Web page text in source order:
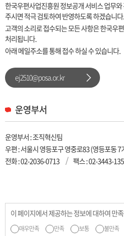
한국우편사업진흥원 정보공개 서비스 업무
주시면 적극 검토하여 반영하도록 하겠습니다.
고객의 소리로 접수되는 모든 사항은 한국우
처리됩니다.
아래 메일주소를 통해 접수 하실 수 있습니다.
ej2510@posa.or.kr
운영부서
운영부서 : 조직혁신팀
우편 : 서울시 영등포구 영중로83 (영등포동 7
전화 :02-2036-0713 팩스 : 02-3443-
이 페이지에서 제공하는 정보에 대하여 만
매우만족 만족 보통 불만족